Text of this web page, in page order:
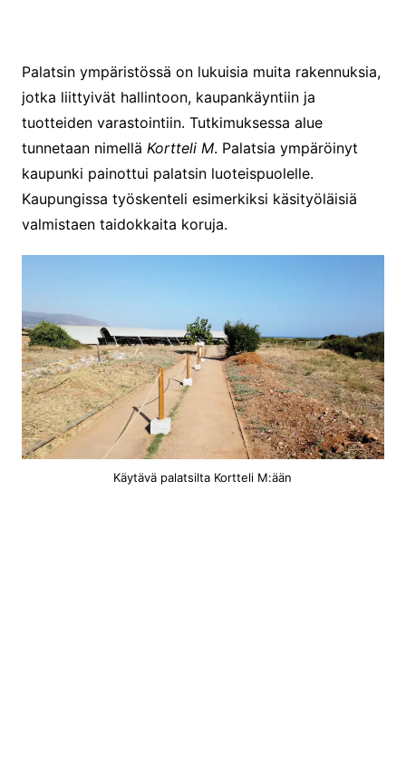
Palatsin ympäristössä on lukuisia muita rakennuksia,
jotka liittyivät hallintoon, kaupankäyntiin ja
tuotteiden varastointiin. Tutkimuksessa alue
tunnetaan nimellä Kortteli M. Palatsia ympäröinyt
kaupunki painottui palatsin luoteispuolelle.
Kaupungissa työskenteli esimerkiksi käsityöläisiä
valmistaen taidokkaita koruja.
Käytävä palatsilta Kortteli M:ään